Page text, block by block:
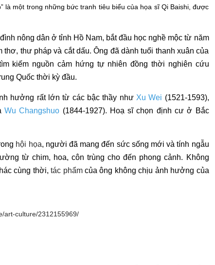
là một trong những bức tranh tiêu biểu của họa sĩ Qi Baishi, được
nông dân ở tỉnh Hồ Nam, bắt đầu học nghề mộc từ năm
thơ, thư pháp và cắt dấu. Ông đã dành tuổi thanh xuân của
kiếm nguồn cảm hứng tự nhiên đồng thời nghiên cứu
Quốc thời kỳ đầu.
hưởng rất lớn từ các bậc thầy như Xu Wei (1521-1593),
Wu Changshuo (1844-1927). Hoạ sĩ chọn định cư ở Bắc
hội họa, người đã mang đến sức sống mới và tính ngẫu
từ chim, hoa, côn trùng cho đến phong cảnh. Không
cùng thời,tác phẩmcủa ông không chịu ảnh hưởng của
art-culture/2312155969/